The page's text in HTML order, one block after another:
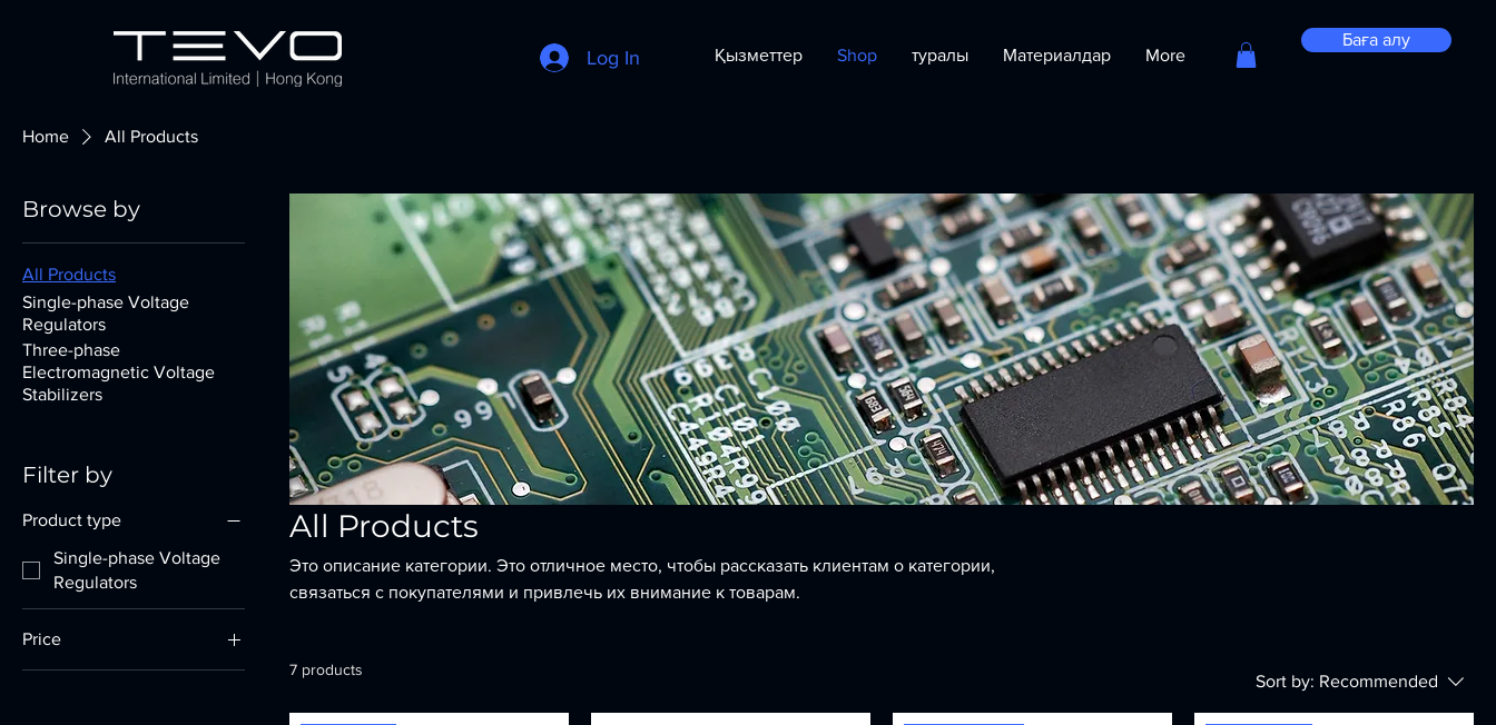
Log In Қызметтер Shop туралы Материалдар More
Баға алу
Home All Products
Browse by
All Products
Single-phase Voltage
Regulators
Three-phase
Electromagnetic Voltage
Stabilizers
Filter by
Product type
Single-phase Voltage
Regulators
Price
All Products
Это описание категории. Это отличное место, чтобы рассказать клиентам о категории,
связаться с покупателями и привлечь их внимание к товарам.
7 products
Sort by: Recommended